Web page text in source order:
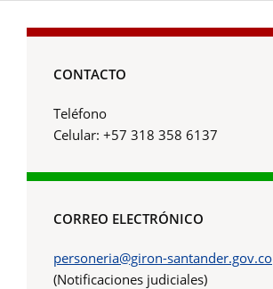
CONTACTO
Teléfono
Celular: +57 318 358 6137
CORREO ELECTRÓNICO
personeria@giron-santander.gov.co
(Notificaciones judiciales)